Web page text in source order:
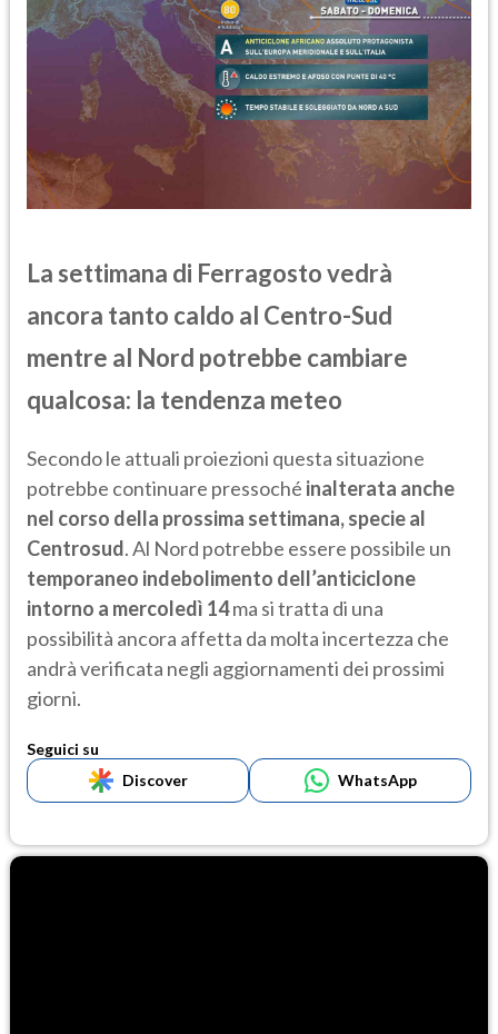
La settimana di Ferragosto vedrà
ancora tanto caldo al Centro-Sud
mentre al Nord potrebbe cambiare
qualcosa: la tendenza meteo
Secondo le attuali proiezioni questa situazione
potrebbe continuare pressoché inalterata anche
nel corso della prossima settimana, specie al
Centrosud. Al Nord potrebbe essere possibile un
temporaneo indebolimento dell’anticiclone
intorno a mercoledì 14ma si tratta di una
possibilità ancora affetta da molta incertezza che
andrà verificata negli aggiornamenti dei prossimi
giorni.
Seguici su
Discover
WhatsApp